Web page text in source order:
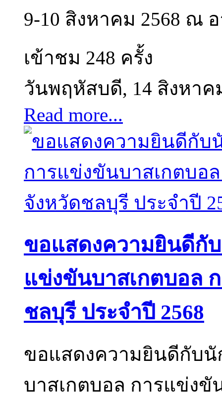
9-10 สิงหาคม 2568 ณ
เข้าชม 248 ครั้ง
วันพฤหัสบดี, 14 สิงหาค
Read more...
ขอแสดงความยินดีกับ
แข่งขันบาสเกตบอล
ชลบุรี ประจำปี 2568
ขอแสดงความยินดีกับนั
บาสเกตบอล การแข่ง